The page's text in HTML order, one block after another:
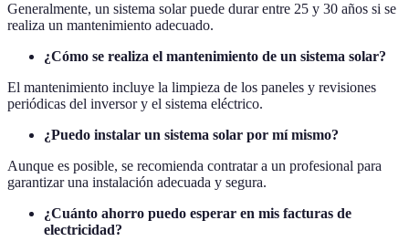
Generalmente, un sistema solar puede durar entre 25 y 30 años si se
realiza un mantenimiento adecuado.
¿Cómo se realiza el mantenimiento de un sistema solar?
El mantenimiento incluye la limpieza de los paneles y revisiones
periódicas del inversor y el sistema eléctrico.
¿Puedo instalar un sistema solar por mí mismo?
Aunque es posible, se recomienda contratar a un profesional para
garantizar una instalación adecuada y segura.
¿Cuánto ahorro puedo esperar en mis facturas de
electricidad?